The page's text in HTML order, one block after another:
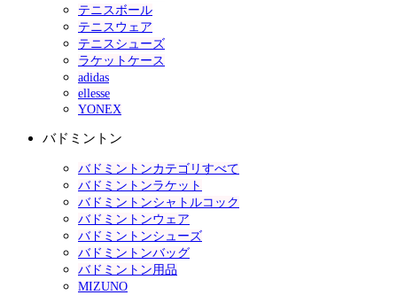
テニスボール
テニスウェア
テニスシューズ
ラケットケース
adidas
ellesse
YONEX
バドミントン
バドミントンカテゴリすべて
バドミントンラケット
バドミントンシャトルコック
バドミントンウェア
バドミントンシューズ
バドミントンバッグ
バドミントン用品
MIZUNO